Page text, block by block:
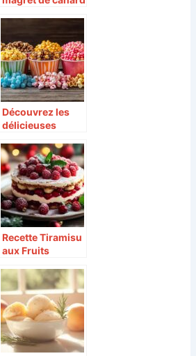
l’accompagneme
nt parfait avec un
risotto crémeux
aux
champignons
Découvrez les
délicieuses
corn et bonbons
pour vos
événements
Recette Tiramisu
aux Fruits
Noël – Dessert
Festif : la touche
originale de votre
réveillon